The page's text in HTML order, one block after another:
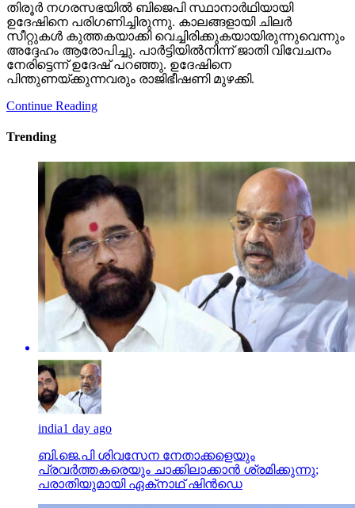
തിരൂര്‍ നഗരസഭയില്‍ ബിജെപി സ്ഥാനാര്‍ഥിയായി
ഉദേഷിനെ പരിഗണിച്ചിരുന്നു. കാലങ്ങളായി ചിലര്‍
സീറ്റുകള്‍ കുത്തകയാക്കി വെച്ചിരിക്കുകയായിരുന്നുവെന്നും
അദ്ദേഹം ആരോപിച്ചു. പാര്‍ട്ടിയില്‍നിന്ന് ജാതി വിവേചനം
നേരിട്ടെന്ന് ഉദേഷ് പറഞ്ഞു. ഉദേഷിനെ
പിന്തുണയ്ക്കുന്നവരും രാജിഭീഷണി മുഴക്കി.
Continue Reading
Trending
india1 day ago
ബി.ജെ.പി ശിവസേന നേതാക്കളെയും
പ്രവര്‍ത്തകരെയും ചാക്കിലാക്കാന്‍ ശ്രമിക്കുന്നു;
പരാതിയുമായി ഏക്‌നാഥ് ഷിന്‍ഡെ